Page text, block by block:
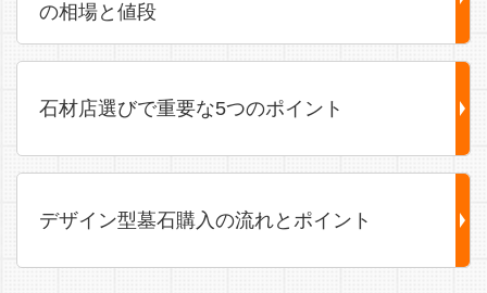
の相場と値段
石材店選びで重要な5つのポイント
デザイン型墓石購入の流れとポイント